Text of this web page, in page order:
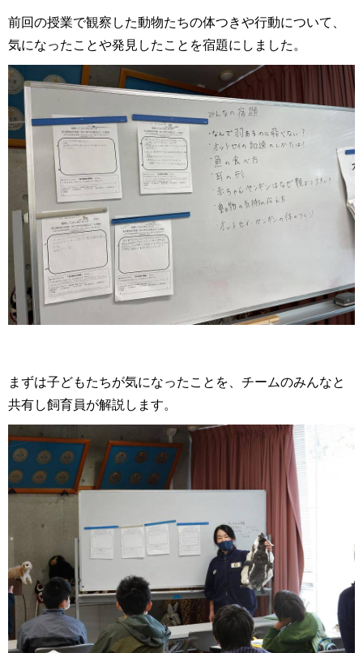
前回の授業で観察した動物たちの体つきや行動について、
気になったことや発見したことを宿題にしました。
まずは子どもたちが気になったことを、チームのみんなと
共有し飼育員が解説します。